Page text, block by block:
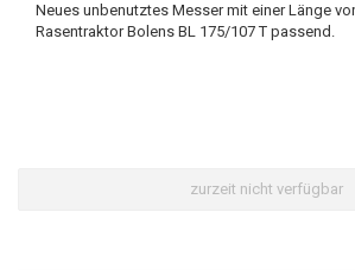
Neues unbenutztes Messer mit einer Länge
Rasentraktor Bolens BL 175/107 T passend.
zurzeit nicht verfügbar